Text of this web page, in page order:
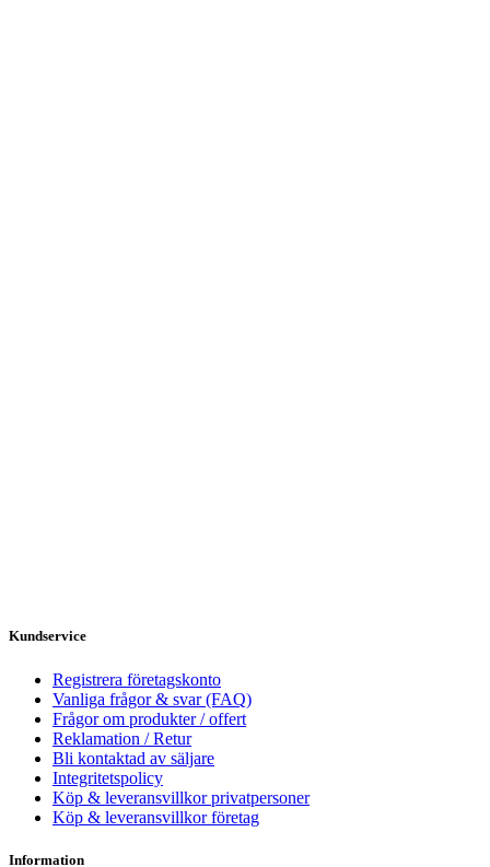
Kundservice
Registrera företagskonto
Vanliga frågor & svar (FAQ)
Frågor om produkter / offert
Reklamation / Retur
Bli kontaktad av säljare
Integritetspolicy
Köp & leveransvillkor privatpersoner
Köp & leveransvillkor företag
Information